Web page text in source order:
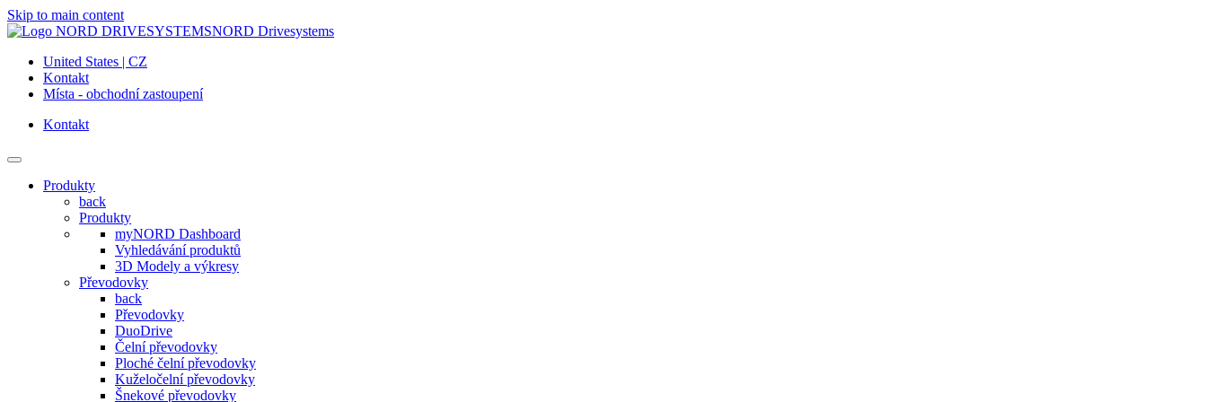
Skip to main content
NORD Drivesystems
United States | CZ
Kontakt
Místa - obchodní zastoupení
Kontakt
Produkty
back
Produkty
myNORD Dashboard
Vyhledávání produktů
3D Modely a výkresy
Převodovky
back
Převodovky
DuoDrive
Čelní převodovky
Ploché čelní převodovky
Kuželočelní převodovky
Šnekové převodovky